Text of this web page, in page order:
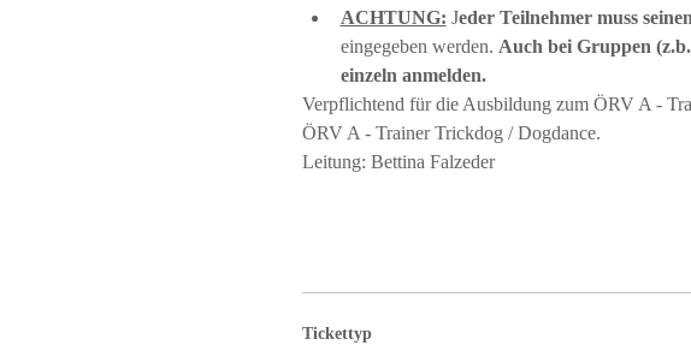
ACHTUNG: Jeder Teilnehmer muss
eingegeben werden. Auch bei Gruppen
einzeln anmelden.
Verpflichtend für die Ausbildung zum ÖRV A -
ÖRV A - Trainer Trickdog / Dogdance.
Leitung: Bettina Falzeder
Tickettyp